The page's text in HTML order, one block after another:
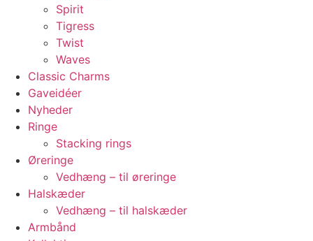
Spirit
Tigress
Twist
Waves
Classic Charms
Gaveidéer
Nyheder
Ringe
Stacking rings
Øreringe
Vedhæng – til øreringe
Halskæder
Vedhæng – til halskæder
Armbånd